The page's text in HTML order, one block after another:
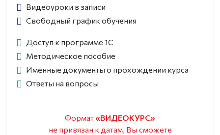
Видеоуроки в записи
Свободный график обучения
Доступ к программе 1С
Методическое пособие
Именные документы о прохождении курса
Ответы на вопросы
Формат «ВИДЕОКУРС»
не привязан к датам, Вы сможете